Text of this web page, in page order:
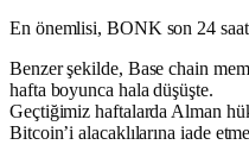
En önemlisi, BONK son 24
Benzer şekilde, Base chain
hafta boyunca hala düşüşte.
Geçtiğimiz haftalarda Alman
Bitcoin’i alacaklılarına iade